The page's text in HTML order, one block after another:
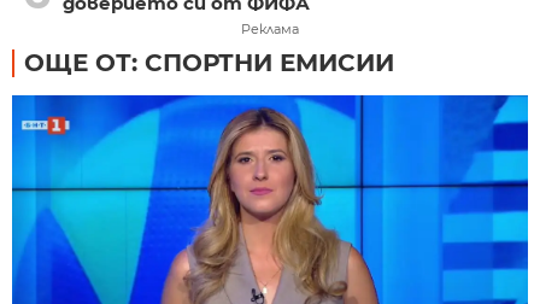
Реклама
ОЩЕ ОТ: СПОРТНИ ЕМИСИИ